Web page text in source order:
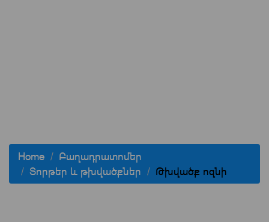
Home
Բաղադրատոմեր
Տորթեր և թխվածքներ
Թխվածք ոզնի